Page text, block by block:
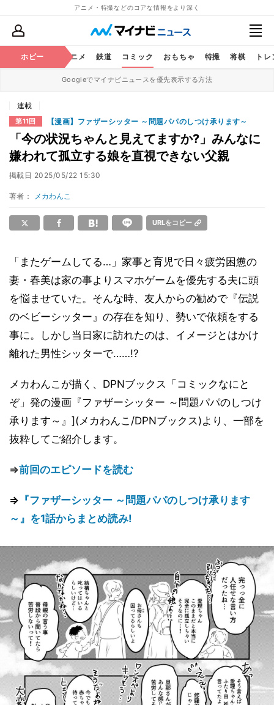
アニメ・特撮などのコアな情報をより深く
ホビー アニメ 鉄道 コミック おもちゃ 特撮 将棋 ト
Googleでマイナビニュースを優先表示する方法
連載
第11回 【漫画】ファザーシッター ～問題パパのしつけ承ります～
「今の状況ちゃんと見えてますか?」みんなに
嫌われて孤立する娘を直視できない父親
掲載日 2025/05/22 15:30
著者： メカわんこ
URLをコピー
「またゲームしてる…」家事と育児で日々疲労困憊の
妻・春美は家の事よりスマホゲームを優先する夫に頭
を悩ませていた。そんな時、友人からの勧めで『伝説
のベビーシッター』の存在を知り、勢いで依頼をする
事に。しかし当日家に訪れたのは、イメージとはかけ
離れた男性シッターで……!?
メカわんこが描く、DPNブックス「コミックなにと
ぞ」発の漫画『ファザーシッター ～問題パパのしつけ
承ります～』](メカわんこ/DPNブックス)より、一部を
抜粋してご紹介します。
⇒前回のエピソードを読む
⇒ 『ファザーシッター ～問題パパのしつけ承ります
～』を1話からまとめ読み!